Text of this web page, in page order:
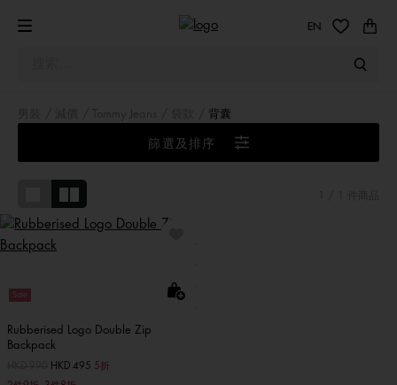
EN
背囊
篩選及排序
Sale
Rubberised Logo Double Zip
Backpack
價格扣減從至HKD 495 5折